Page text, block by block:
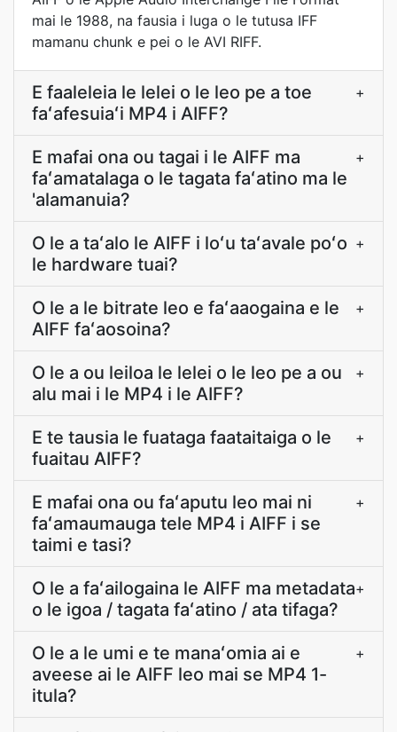
mai le 1988, na fausia i luga o le tutusa IFF
mamanu chunk e pei o le AVI RIFF.
E faaleleia le lelei o le leo pe a toe
faʻafesuiaʻi MP4 i AIFF?
+
E mafai ona ou tagai i le AIFF ma
faʻamatalaga o le tagata faʻatino ma le
'alamanuia?
+
O le a taʻalo le AIFF i loʻu taʻavale poʻo
le hardware tuai?
+
O le a le bitrate leo e faʻaaogaina e le
AIFF faʻaosoina?
+
O le a ou leiloa le lelei o le leo pe a ou
alu mai i le MP4 i le AIFF?
+
E te tausia le fuataga faataitaiga o le
fuaitau AIFF?
+
E mafai ona ou faʻaputu leo mai ni
faʻamaumauga tele MP4 i AIFF i se
taimi e tasi?
+
O le a faʻailogaina le AIFF ma metadata
o le igoa / tagata faʻatino / ata tifaga?
+
O le a le umi e te manaʻomia ai e
aveese ai le AIFF leo mai se MP4 1-
itula?
+